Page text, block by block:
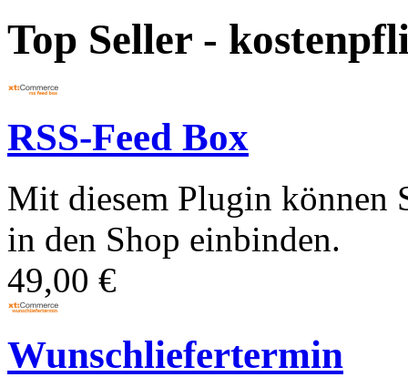
Top Seller -
RSS-Feed Box
Mit diesem Plugin können
in den Shop einbinden.
49,00 €
Wunschliefertermin